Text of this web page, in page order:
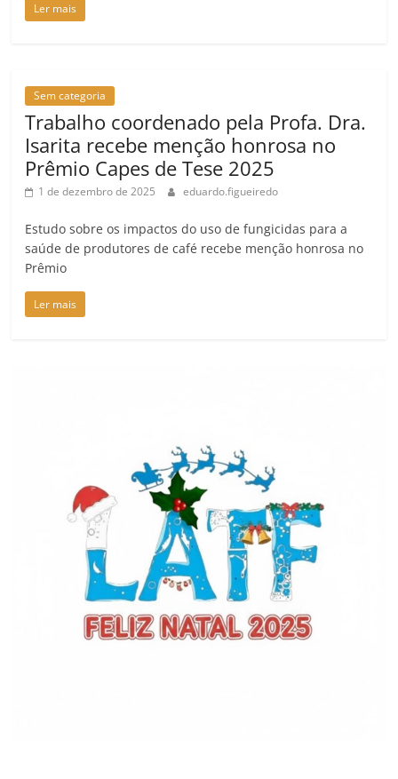
Ler mais
Sem categoria
Trabalho coordenado pela Profa. Dra.
Isarita recebe menção honrosa no
Prêmio Capes de Tese 2025
1 de dezembro de 2025 eduardo.figueiredo
Estudo sobre os impactos do uso de fungicidas para a
saúde de produtores de café recebe menção honrosa no
Prêmio
Ler mais